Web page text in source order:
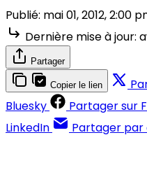
Publié: mai 01, 2012, 2:00
Dernière mise à jour:
Partager
Copier le lien
Bluesky
Partager sur
LinkedIn
Partager par